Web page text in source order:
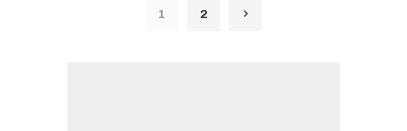
1 2